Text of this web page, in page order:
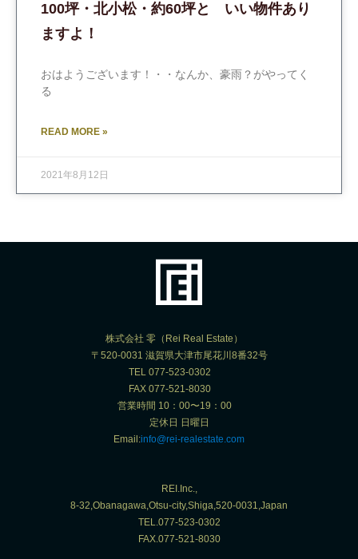
100坪・北小松・約60坪と いい物件あり
ますよ！
おはようございます！・・なんか、豪雨？がやってく
る
READ MORE »
2021年8月12日
株式会社 零（Rei Real Estate）
〒520-0031 滋賀県大津市尾花川8番32号
TEL 077-523-0302
FAX 077-521-8030
営業時間 10：00〜19：00
定休日 日曜日
Email:info@rei-realestate.com
REI.Inc.,
8-32,Obanagawa,Otsu-city,Shiga,520-0031,Japan
TEL.077-523-0302
FAX.077-521-8030